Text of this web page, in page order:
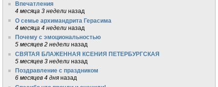
Впечатления
4 месяца 3 недели назад
О семье архимандрита Герасима
4 месяца 4 недели назад
Почему с эмоциональностью
5 месяцев 2 недели назад
СВЯТАЯ БЛАЖЕННАЯ КСЕНИЯ ПЕТЕРБУРГСКАЯ
5 месяцев 3 недели назад
Поздравление с праздником
6 месяцев 4 дня назад